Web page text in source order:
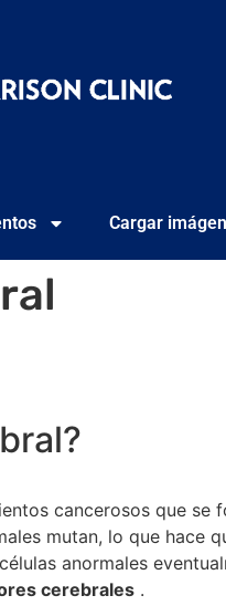
Cargar
cancerosos que se
mutan, lo que hace
anormales
cerebrales .